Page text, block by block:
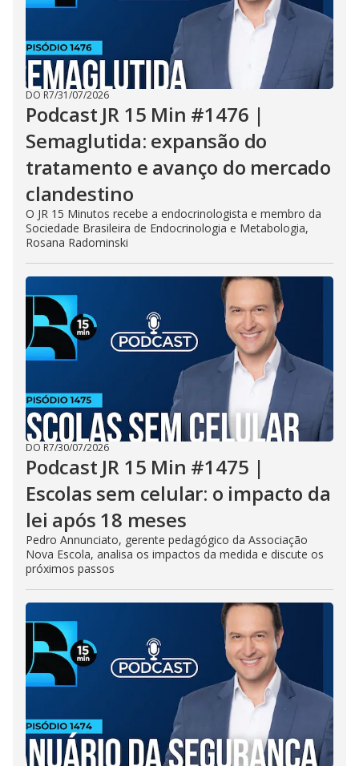
DO R7/31/07/2026
Podcast JR 15 Min #1476 |
Semaglutida: expansão do
tratamento e avanço do mercado
clandestino
O JR 15 Minutos recebe a endocrinologista e membro da
Sociedade Brasileira de Endocrinologia e Metabologia,
Rosana Radominski
DO R7/30/07/2026
Podcast JR 15 Min #1475 |
Escolas sem celular: o impacto da
lei após 18 meses
Pedro Annunciato, gerente pedagógico da Associação
Nova Escola, analisa os impactos da medida e discute os
próximos passos